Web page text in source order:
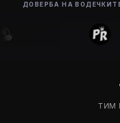
ДОВЕРБА НА
ТИМ